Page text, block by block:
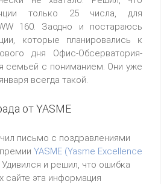
только 25 числа, для
160. Заодно и постараюсь
которые планировались к
дня Офис-Обсерватория-
семьей с пониманием. Они уже
всегда такой.
от YASME
письмо с поздравлениями
YASME (Yasme Excellence
Удивился и решил, что ошибка
сайте эта информация